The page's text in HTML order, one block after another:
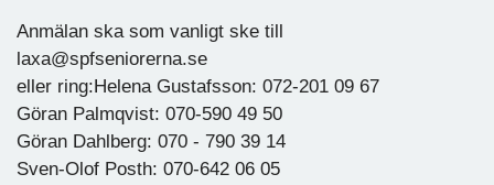
Anmälan ska som vanligt ske till
laxa@spfseniorerna.se
eller ring:Helena Gustafsson: 072-201 09 67
Göran Palmqvist: 070-590 49 50
Göran Dahlberg: 070 - 790 39 14
Sven-Olof Posth: 070-642 06 05